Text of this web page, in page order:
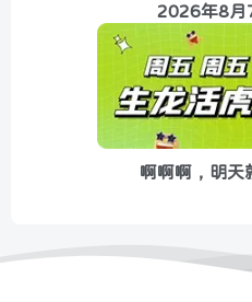
2026年8月
啊啊啊，明天